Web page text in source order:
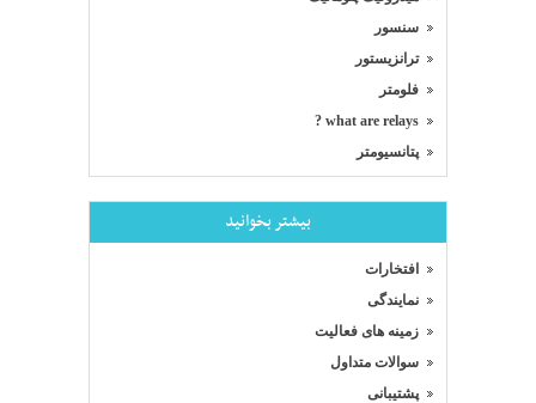
سنسور
ترانزیستور
فلومتر
what are relays ?
پتانسیومتر
بیشتر بخوانید
افتخارات
نمایندگی
زمینه های فعالیت
سوالات متداول
پشتیبانی